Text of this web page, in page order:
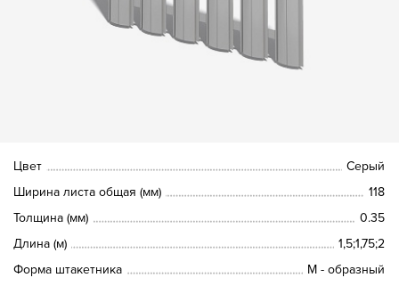
Цвет
Серый
Ширина листа общая (мм)
118
Толщина (мм)
0.35
Длина (м)
1,5;1,75;2
Форма штакетника
М - образный